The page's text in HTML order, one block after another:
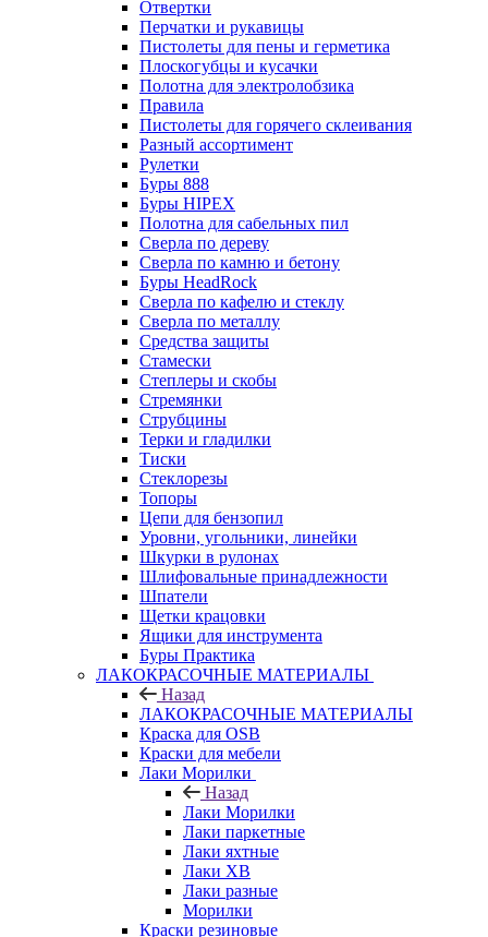
Отвертки
Перчатки и рукавицы
Пистолеты для пены и герметика
Плоскогубцы и кусачки
Полотна для электролобзика
Правила
Пистолеты для горячего склеивания
Разный ассортимент
Рулетки
Буры 888
Буры HIPEX
Полотна для сабельных пил
Сверла по дереву
Сверла по камню и бетону
Буры HeadRock
Сверла по кафелю и стеклу
Сверла по металлу
Средства защиты
Стамески
Степлеры и скобы
Стремянки
Струбцины
Терки и гладилки
Тиски
Стеклорезы
Топоры
Цепи для бензопил
Уровни, угольники, линейки
Шкурки в рулонах
Шлифовальные принадлежности
Шпатели
Щетки крацовки
Ящики для инструмента
Буры Практика
ЛАКОКРАСОЧНЫЕ МАТЕРИАЛЫ
Назад
ЛАКОКРАСОЧНЫЕ МАТЕРИАЛЫ
Краска для OSB
Краски для мебели
Лаки Морилки
Назад
Лаки Морилки
Лаки паркетные
Лаки яхтные
Лаки ХВ
Лаки разные
Морилки
Краски резиновые